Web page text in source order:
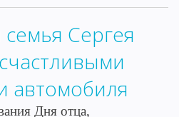
Сергея
автомобиля
Дня отца,